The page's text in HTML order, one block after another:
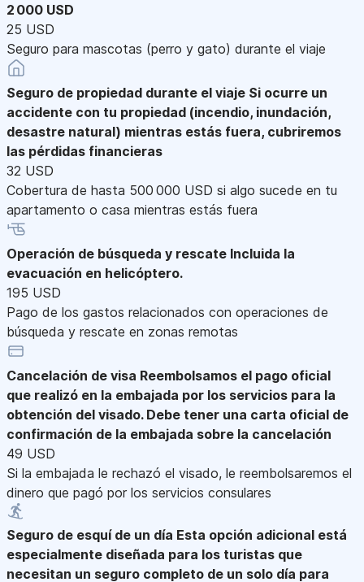
2 000 USD
25 USD
Seguro para mascotas (perro y gato) durante el viaje
Seguro de propiedad durante el viaje Si ocurre un
accidente con tu propiedad (incendio, inundación,
desastre natural) mientras estás fuera, cubriremos
las pérdidas financieras
32 USD
Cobertura de hasta 500 000 USD si algo sucede en tu
apartamento o casa mientras estás fuera
Operación de búsqueda y rescate Incluida la
evacuación en helicóptero.
195 USD
Pago de los gastos relacionados con operaciones de
búsqueda y rescate en zonas remotas
Cancelación de visa Reembolsamos el pago oficial
que realizó en la embajada por los servicios para la
obtención del visado. Debe tener una carta oficial de
confirmación de la embajada sobre la cancelación
49 USD
Si la embajada le rechazó el visado, le reembolsaremos el
dinero que pagó por los servicios consulares
Seguro de esquí de un día Esta opción adicional está
especialmente diseñada para los turistas que
necesitan un seguro completo de un solo día para